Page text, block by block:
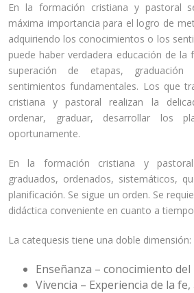
En la formación cristiana y pastoral
máxima importancia para el logro de
adquiriendo los conocimientos o los
puede haber verdadera educación de
superación de etapas,
sentimientos fundamentales. Los que
cristiana y pastoral realizan la
ordenar, graduar, desarrollar los
oportunamente.
En la formación cristiana y
graduados, ordenados, sistemáticos,
planificación. Se sigue un orden. Se
didáctica conveniente en cuanto a
La catequesis tiene una doble dimensión:
Enseñanza – conocimiento del
Vivencia – Experiencia de la